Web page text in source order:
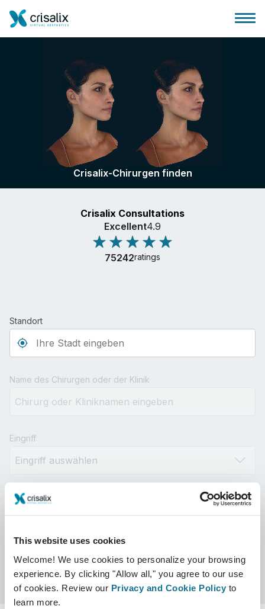
This website uses cookies
Welcome! We use cookies to personalize your browsing
experience. By clicking "Allow all," you agree to our use
of cookies. Review our Privacy and Cookie Policy to
learn more.
Startseite für Chirurgen
3D-Business-Plattform
Pläne
Bewertungen von Patienten
Crisalix-Chirurgen finden
Crisalix Consultations
Excellent4.9
75242ratings
Standort
Name des Chirurgen oder der Klinik
Eingriff
Distanz
Crisalix zertifiziert Suchen